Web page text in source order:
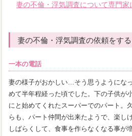
妻の不倫・浮気調査について専門家
妻の不倫・浮気調査の依頼をす
一本の電話
妻の様子がおかしい…そう思うようにな
めて半年程経った頃でした。下の子供が
にと始めてくれたスーパーでのパート。
らも、パート仲間が出来たようで、楽し
しばらくして、食事を作らなくなる事が